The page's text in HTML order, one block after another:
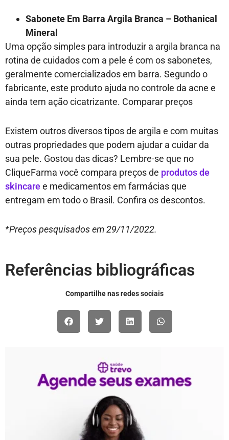
Sabonete Em Barra Argila Branca – Bothanical
Mineral
Uma opção simples para introduzir a argila branca na
rotina de cuidados com a pele é com os sabonetes,
geralmente comercializados em barra. Segundo o
fabricante, este produto ajuda no controle da acne e
ainda tem ação cicatrizante. Comparar preços
Existem outros diversos tipos de argila e com muitas
outras propriedades que podem ajudar a cuidar da
sua pele. Gostou das dicas? Lembre-se que no
CliqueFarma você compara preços de produtos de
skincaree medicamentos em farmácias que
entregam em todo o Brasil. Confira os descontos.
*Preços pesquisados em 29/11/2022.
Referências bibliográficas
Compartilhe nas redes sociais